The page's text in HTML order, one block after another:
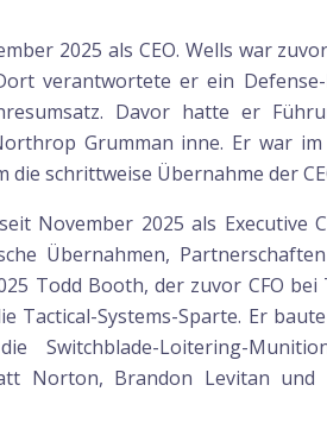
2025 als CEO. Wells war
verantwortete er ein
Davor hatte er
Grumman inne. Er war
die schrittweise Übernahme der
November 2025 als Executive
Übernahmen,
Todd Booth, der zuvor CFO bei
Tactical-Systems-Sparte. Er
Switchblade-Loitering-
Norton, Brandon Levitan und